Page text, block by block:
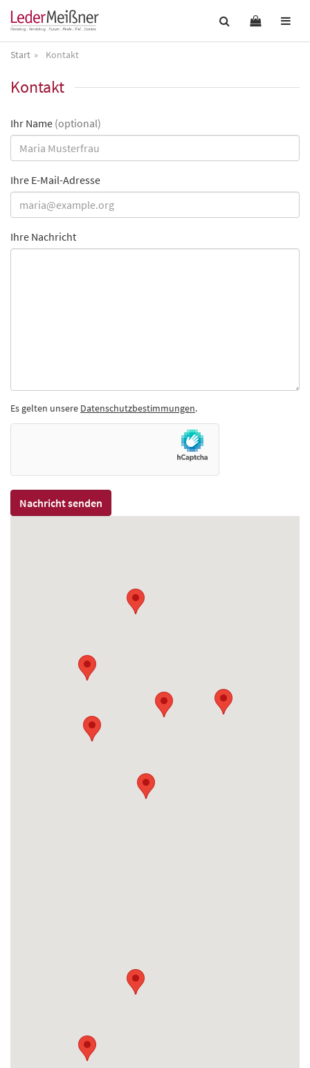
Start Kontakt
Kontakt
Ihr Name (optional)
Ihre E-Mail-Adresse
Ihre Nachricht
Es gelten unsere Datenschutzbestimmungen.